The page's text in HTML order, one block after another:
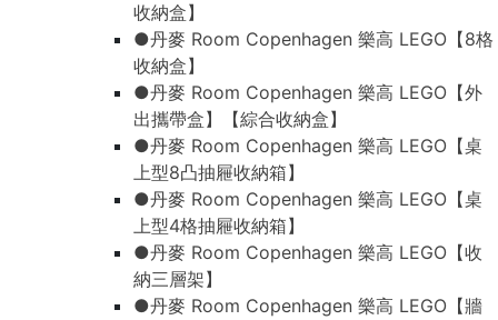
收納盒】
●丹麥 Room Copenhagen 樂高 LEGO【8格
收納盒】
●丹麥 Room Copenhagen 樂高 LEGO【外
出攜帶盒】【綜合收納盒】
●丹麥 Room Copenhagen 樂高 LEGO【桌
上型8凸抽屜收納箱】
●丹麥 Room Copenhagen 樂高 LEGO【桌
上型4格抽屜收納箱】
●丹麥 Room Copenhagen 樂高 LEGO【收
納三層架】
●丹麥 Room Copenhagen 樂高 LEGO【牆